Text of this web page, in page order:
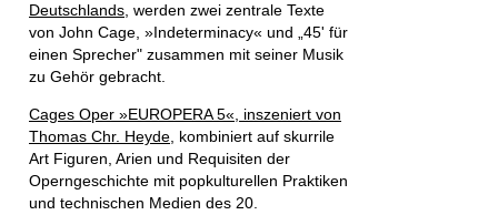
Deutschlands , werden zwei zentrale Texte
von John Cage, »Indeterminacy« und „45' für
einen Sprecher" zusammen mit seiner Musik
zu Gehör gebracht.
Cages Oper »EUROPERA 5«, inszeniert von
Thomas Chr. Heyde , kombiniert auf skurrile
Art Figuren, Arien und Requisiten der
Operngeschichte mit popkulturellen Praktiken
und technischen Medien des 20.